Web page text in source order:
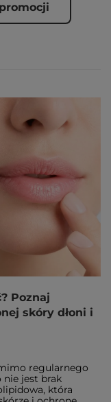
Poznaj
skóry dłoni i
regularnego
nie jest brak
która